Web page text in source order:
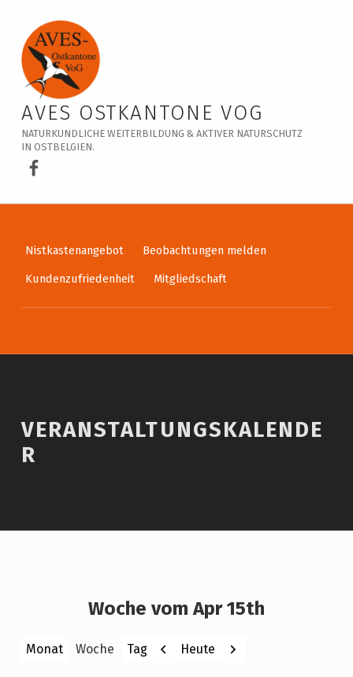
Veranstaltungskalender – AVES Ostkantone VoG
AVES OSTKANTONE VOG
NATURKUNDLICHE WEITERBILDUNG & AKTIVER NATURSCHUTZ
IN OSTBELGIEN.
AVES Ostkantone bei Facebook
Nistkastenangebot
Beobachtungen melden
Kundenzufriedenheit
Mitgliedschaft
VERANSTALTUNGSKALENDE
R
Woche vom Apr 15th
Monat Woche Tag Zurück
Heute Weiter